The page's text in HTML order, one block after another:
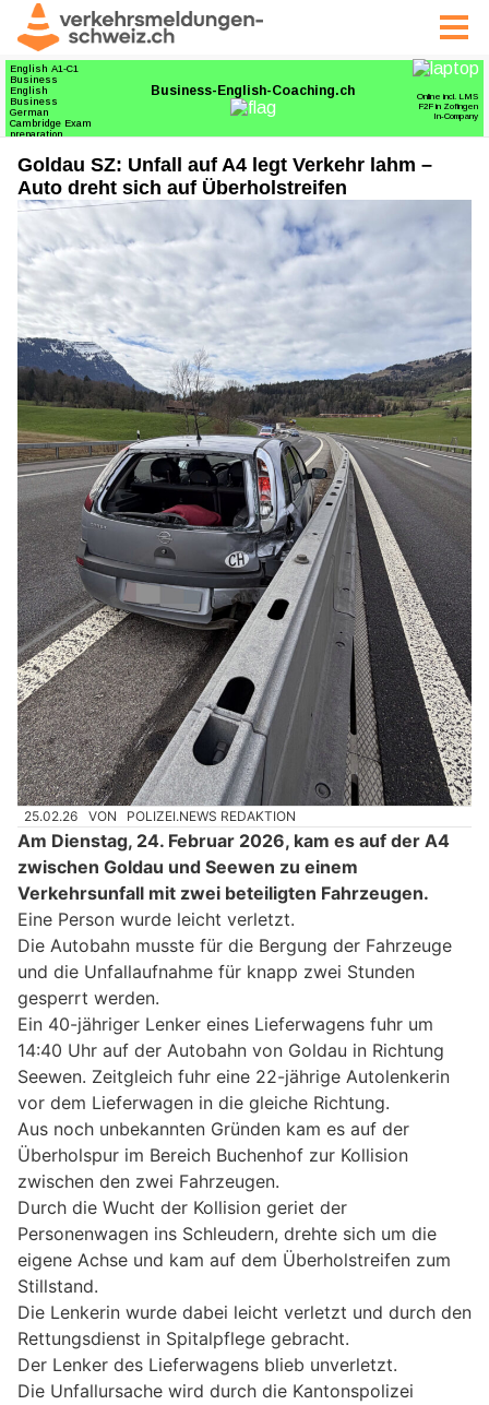
Goldau SZ: Unfall auf A4 legt Verkehr lahm –
Auto dreht sich auf Überholstreifen
25.02.26 VON POLIZEI.NEWS REDAKTION
Am Dienstag, 24. Februar 2026, kam es auf der A4
zwischen Goldau und Seewen zu einem
Verkehrsunfall mit zwei beteiligten Fahrzeugen.
Eine Person wurde leicht verletzt.
Die Autobahn musste für die Bergung der Fahrzeuge
und die Unfallaufnahme für knapp zwei Stunden
gesperrt werden.
Ein 40-jähriger Lenker eines Lieferwagens fuhr um
14:40 Uhr auf der Autobahn von Goldau in Richtung
Seewen. Zeitgleich fuhr eine 22-jährige Autolenkerin
vor dem Lieferwagen in die gleiche Richtung.
Aus noch unbekannten Gründen kam es auf der
Überholspur im Bereich Buchenhof zur Kollision
zwischen den zwei Fahrzeugen.
Durch die Wucht der Kollision geriet der
Personenwagen ins Schleudern, drehte sich um die
eigene Achse und kam auf dem Überholstreifen zum
Stillstand.
Die Lenkerin wurde dabei leicht verletzt und durch den
Rettungsdienst in Spitalpflege gebracht.
Der Lenker des Lieferwagens blieb unverletzt.
Die Unfallursache wird durch die Kantonspolizei